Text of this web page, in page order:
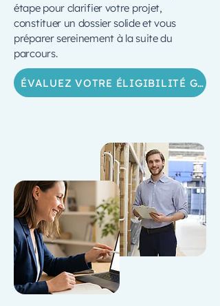
étape pour clarifier votre projet,
constituer un dossier solide et vous
préparer sereinement à la suite du
parcours.
ÉVALUEZ VOTRE ÉLIGIBILITÉ GRATUITEMENT